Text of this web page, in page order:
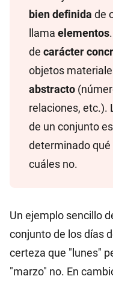
bien definida de
llama elementos
de carácter
objetos
abstracto
relaciones, etc.).
de un conjunto
determinado
cuáles no.
Un ejemplo sencillo
conjunto de los días
certeza que "lunes"
"marzo" no. En